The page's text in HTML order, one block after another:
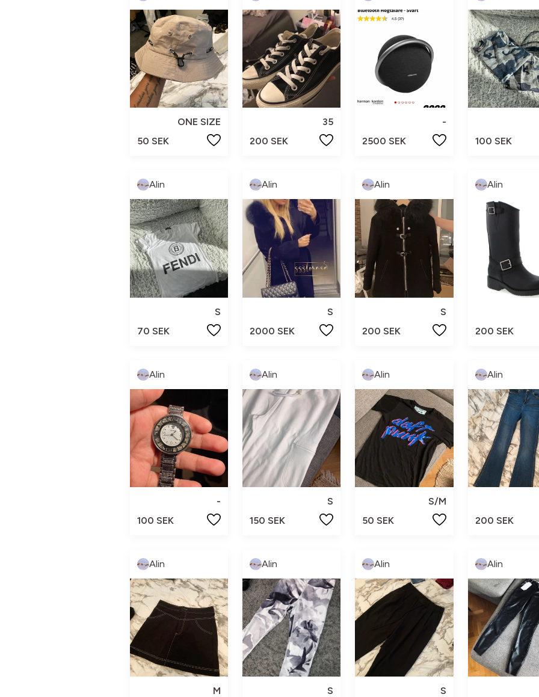
ONE SIZE
50 SEK
35
200 SEK
-
2500 SEK
100 SEK
Alin
S
70 SEK
Alin
S
2000 SEK
Alin
S
200 SEK
Alin
200 SEK
Alin
-
100 SEK
Alin
S
150 SEK
Alin
S/M
50 SEK
Alin
200 SEK
Alin
M
Alin
S
Alin
S
Alin